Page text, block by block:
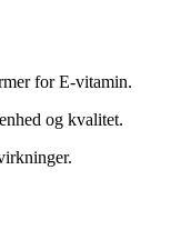
for E-vitamin.
og kvalitet.